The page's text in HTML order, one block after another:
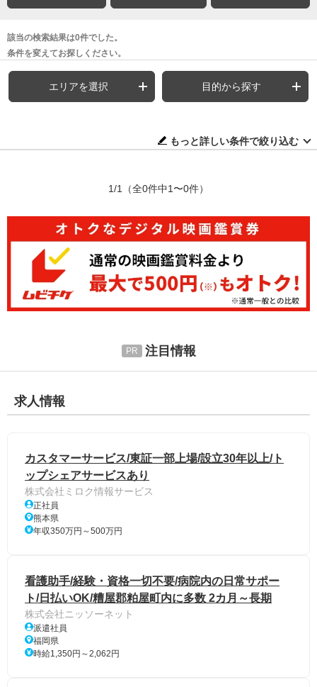
該当の検索結果は0件でした。
条件を変えてお探しください。
エリアを選択 目的から探す
もっと詳しい条件で絞り込む
1/1 （全0件中1〜0件）
注目情報
求人情報
カスタマーサービス/東証一部上場/設立30年以上/ト
ップシェアサービスあり
株式会社ミロク情報サービス
正社員
熊本県
年収350万円～500万円
看護助手/経験・資格一切不要/病院内の日常サポー
ト/日払いOK/糟屋郡粕屋町内に多数 2カ月～長期
株式会社ニッソーネット
派遣社員
福岡県
時給1,350円～2,062円